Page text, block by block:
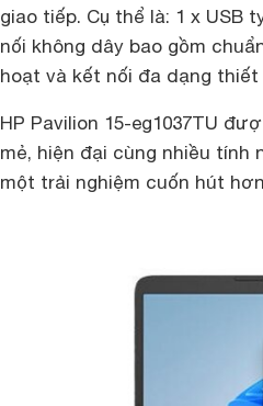
giao tiếp. Cụ thể là: 1 x USB
nối không dây bao gồm
hoạt và kết nối đa dạng thiết
HP Pavilion 15-eg1037TU
mẻ, hiện đại cùng nhiều tính
một trải nghiệm cuốn hút